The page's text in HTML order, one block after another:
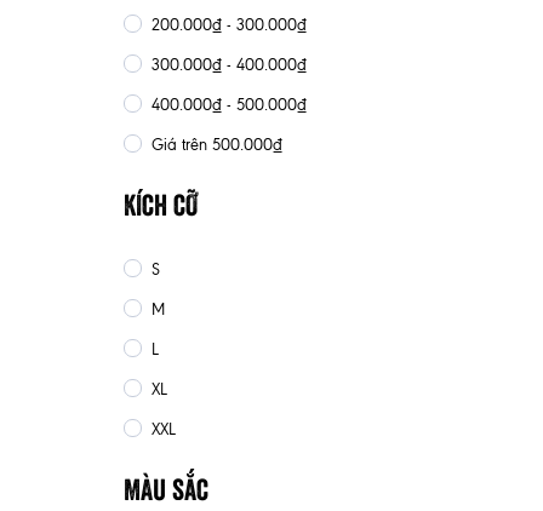
200.000₫ - 300.000₫
300.000₫ - 400.000₫
400.000₫ - 500.000₫
Giá trên 500.000₫
Kích cỡ
S
M
L
XL
XXL
Màu sắc